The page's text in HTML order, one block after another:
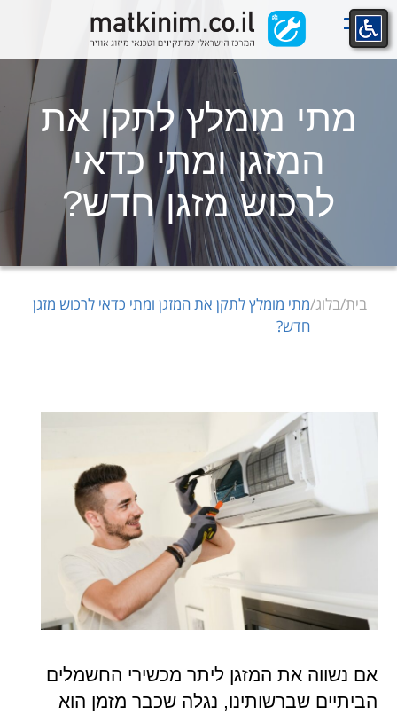
מתי מומלץ לתקן את
המזגן ומתי כדאי
לרכוש מזגן חדש?
בית/בלוג/מתי מומלץ לתקן את המזגן ומתי כדאי לרכוש מזגן
חדש?
אם נשווה את המזגן ליתר מכשירי החשמלים
הביתיים שברשותינו, נגלה שכבר מזמן הוא